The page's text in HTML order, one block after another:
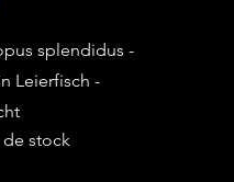
splendidus -
Leierfisch -
de stock